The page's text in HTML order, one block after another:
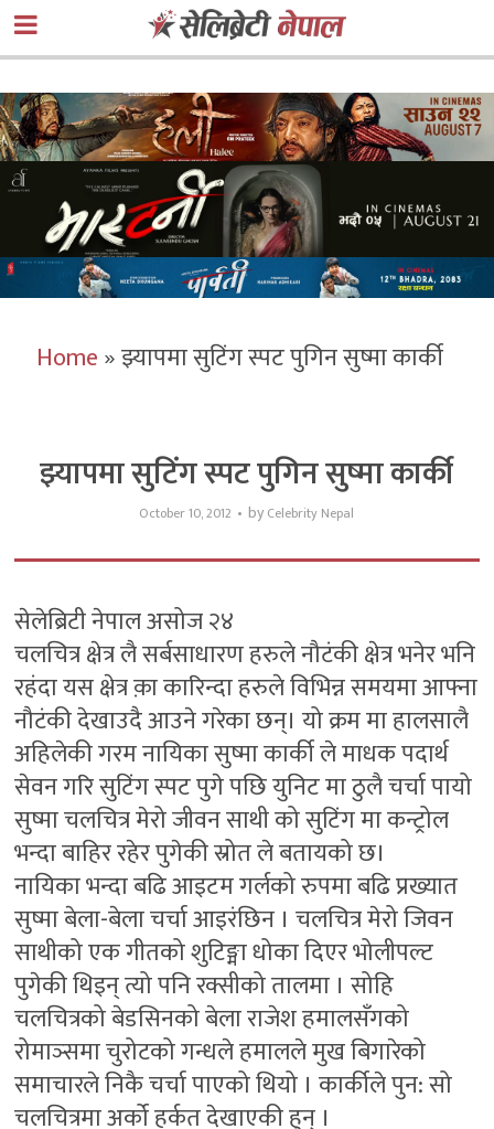
Home»झ्यापमा सुटिंग स्पट पुगिन सुष्मा कार्की
झ्यापमा सुटिंग स्पट पुगिन सुष्मा कार्की
October 10, 2012 by Celebrity Nepal
सेलेब्रिटी नेपाल असोज २४
चलचित्र क्षेत्र लै सर्बसाधारण हरुले नौटंकी क्षेत्र भनेर भनि
रहंदा यस क्षेत्र क़ा कारिन्दा हरुले विभिन्न समयमा आफ्ना
नौटंकी देखाउदै आउने गरेका छन्। यो क्रम मा हालसालै
अहिलेकी गरम नायिका सुष्मा कार्की ले माधक पदार्थ
सेवन गरि सुटिंग स्पट पुगे पछि युनिट मा ठुलै चर्चा पायो
सुष्मा चलचित्र मेरो जीवन साथी को सुटिंग मा कन्ट्रोल
भन्दा बाहिर रहेर पुगेकी स्रोत ले बतायको छ।
नायिका भन्दा बढि आइटम गर्लको रुपमा बढि प्रख्यात
सुष्मा बेला-बेला चर्चा आइरंछिन । चलचित्र मेरो जिवन
साथीको एक गीतको शुटिङ्मा धोका दिएर भोलीपल्ट
पुगेकी थिइन् त्यो पनि रक्सीको तालमा । सोहि
चलचित्रको बेडसिनको बेला राजेश हमालसँगको
रोमाञ्समा चुरोटको गन्धले हमालले मुख बिगारेको
समाचारले निकै चर्चा पाएको थियो । कार्कीले पुन: सो
चलचित्रमा अर्को हर्कत देखाएकी हुन् ।